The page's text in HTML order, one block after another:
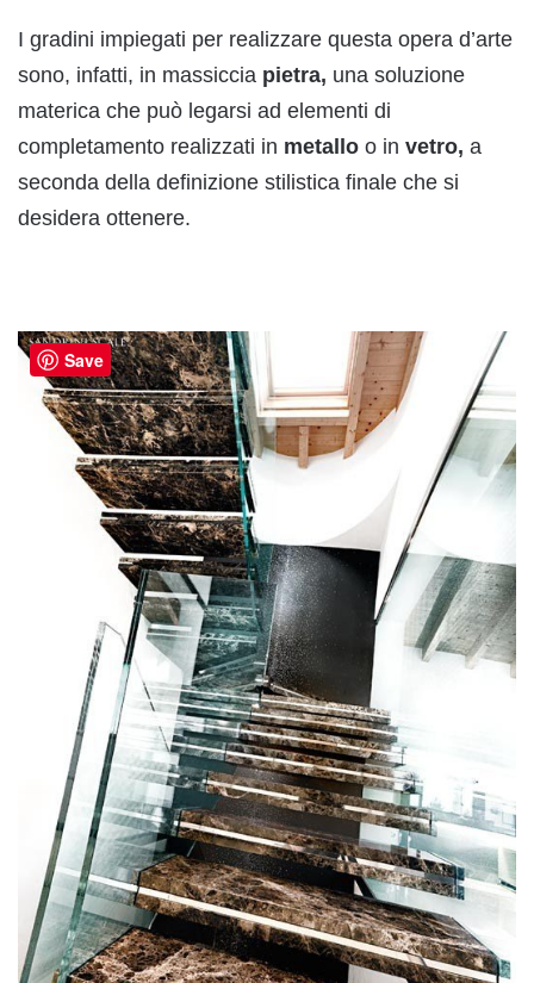
I gradini impiegati per realizzare questa opera d’arte
sono, infatti, in massiccia pietra, una soluzione
materica che può legarsi ad elementi di
completamento realizzati in metallo o in vetro, a
seconda della definizione stilistica finale che si
desidera ottenere.
Save